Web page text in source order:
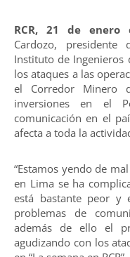
RCR, 21 de enero
Cardozo, presidente
Instituto de Ingenieros
los ataques a las
el Corredor Minero
inversiones en el
comunicación en el
afecta a toda la
“Estamos yendo de
en Lima se ha
está bastante peor y
problemas de
además de ello el
agudizando con los